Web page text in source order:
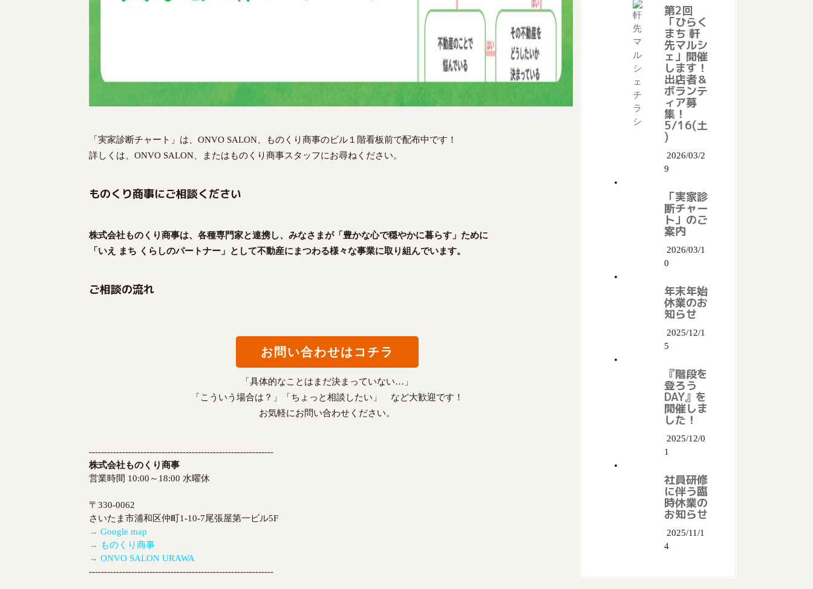
「実家診断チャート」は、ONVO SALON、ものくり商事のビル１階看板前で配布中です！
詳しくは、ONVO SALON、またはものくり商事スタッフにお尋ねください。
ものくり商事にご相談ください
株式会社ものくり商事は、各種専門家と連携し、みなさまが「豊かな心で穏やかに暮らす」ために
「いえ まち くらしのパートナー」として不動産にまつわる様々な事業に取り組んでいます。
ご相談の流れ
お問い合わせはコチラ
「具体的なことはまだ決まっていない…」
「こういう場合は？」「ちょっと相談したい」 など大歓迎です！
お気軽にお問い合わせください。
-------------------------------------------------------------
株式会社ものくり商事
営業時間 10:00～18:00 水曜休
〒330-0062
さいたま市浦和区仲町1-10-7尾張屋第一ビル5F
→ Google map
→ ものくり商事
→ ONVO SALON URAWA
-------------------------------------------------------------
第2回
「ひらく
まち 軒
先マルシ
ェ」開催
します！
出店者＆
ボランテ
ィア募
集！
5/16(土
)
2026/03/2
9
「実家診
断チャー
ト」のご
案内
2026/03/1
0
年末年始
休業のお
知らせ
2025/12/1
5
『階段を
登ろう
DAY』を
開催しま
した！
2025/12/0
1
社員研修
に伴う臨
時休業の
お知らせ
2025/11/1
4